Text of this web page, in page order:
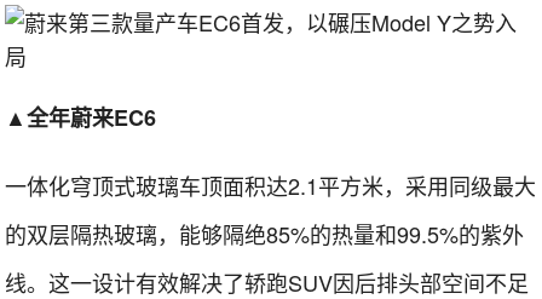
▲全年蔚来EC6
一体化穹顶式玻璃车顶面积达2.1平方米，采用同级最大
的双层隔热玻璃，能够隔绝85%的热量和99.5%的紫外
线。这一设计有效解决了轿跑SUV因后排头部空间不足